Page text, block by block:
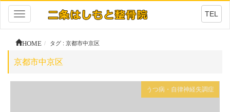
Toggle
navigation
TEL
HOME タグ : 京都市中京区
京都市中京区
うつ病・自律神経失調症